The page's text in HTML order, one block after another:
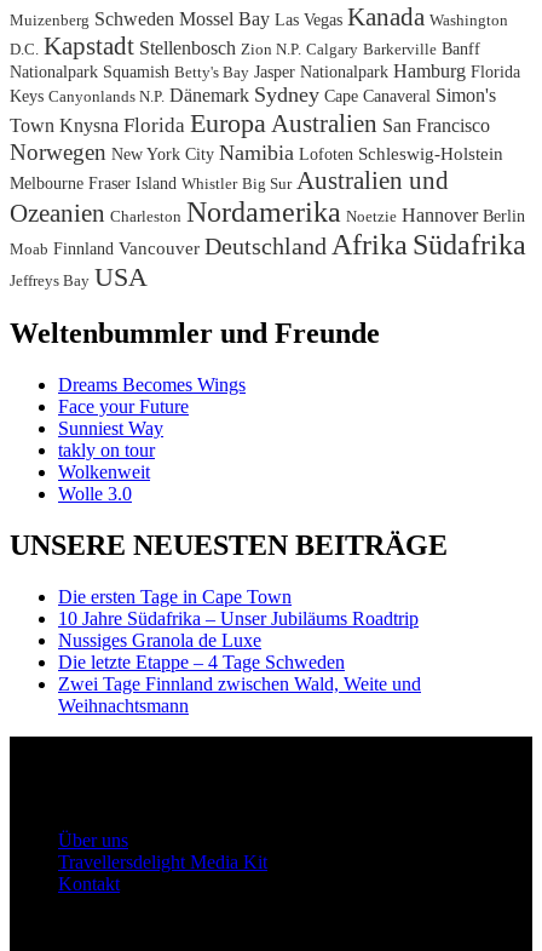
Muizenberg Schweden Mossel Bay Las Vegas Kanada Washington
D.C. Kapstadt Stellenbosch Zion N.P. Calgary Barkerville Banff
Nationalpark Squamish Betty's Bay Jasper Nationalpark Hamburg Florida
Keys Canyonlands N.P. Dänemark Sydney Cape Canaveral Simon's
Town Knysna Florida Europa Australien San Francisco
Norwegen New York City Namibia Lofoten Schleswig-Holstein
Melbourne Fraser Island Whistler Big Sur Australien und
Ozeanien Charleston Nordamerika Noetzie Hannover Berlin
Moab Finnland Vancouver Deutschland Afrika Südafrika
Jeffreys Bay USA
Weltenbummler und Freunde
Dreams Becomes Wings
Face your Future
Sunniest Way
takly on tour
Wolkenweit
Wolle 3.0
UNSERE NEUESTEN BEITRÄGE
Die ersten Tage in Cape Town
10 Jahre Südafrika – Unser Jubiläums Roadtrip
Nussiges Granola de Luxe
Die letzte Etappe – 4 Tage Schweden
Zwei Tage Finnland zwischen Wald, Weite und
Weihnachtsmann
Über uns
Travellersdelight Media Kit
Kontakt